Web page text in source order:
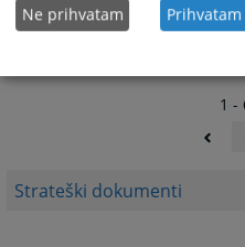
Strateški dokumenti
1 -
Ne prihvatam